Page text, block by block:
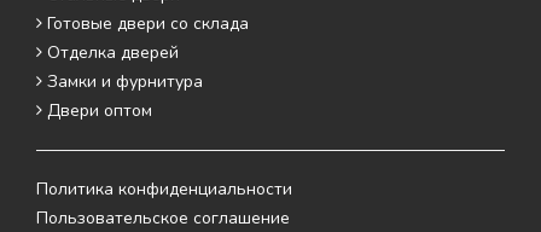
Готовые двери со склада
Отделка дверей
Замки и фурнитура
Двери оптом
Политика конфиденциальности
Пользовательское соглашение